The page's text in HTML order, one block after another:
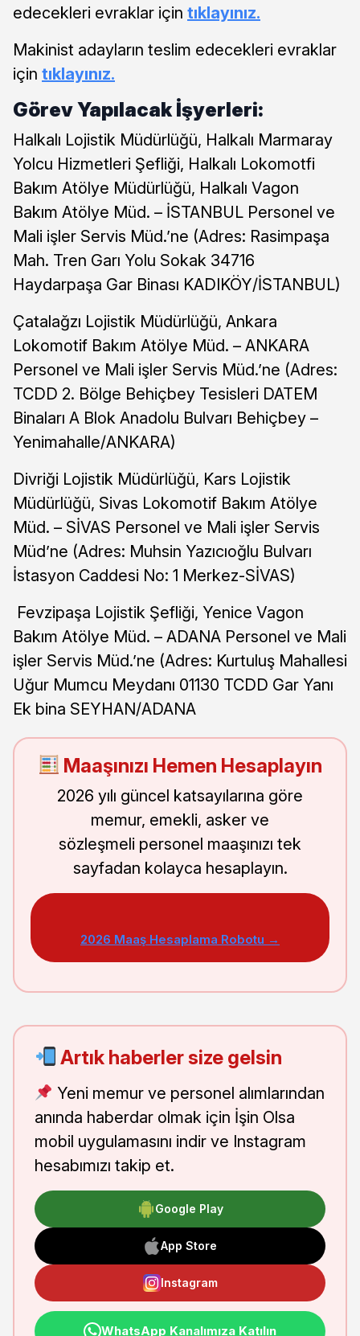
edecekleri evraklar için tıklayınız.
Makinist adayların teslim edecekleri evraklar
için tıklayınız.
Görev Yapılacak İşyerleri:
Halkalı Lojistik Müdürlüğü, Halkalı Marmaray
Yolcu Hizmetleri Şefliği, Halkalı Lokomotfi
Bakım Atölye Müdürlüğü, Halkalı Vagon
Bakım Atölye Müd. – İSTANBUL Personel ve
Mali işler Servis Müd.’ne (Adres: Rasimpaşa
Mah. Tren Garı Yolu Sokak 34716
Haydarpaşa Gar Binası KADIKÖY/İSTANBUL)
Çatalağzı Lojistik Müdürlüğü, Ankara
Lokomotif Bakım Atölye Müd. – ANKARA
Personel ve Mali işler Servis Müd.’ne (Adres:
TCDD 2. Bölge Behiçbey Tesisleri DATEM
Binaları A Blok Anadolu Bulvarı Behiçbey –
Yenimahalle/ANKARA)
Divriği Lojistik Müdürlüğü, Kars Lojistik
Müdürlüğü, Sivas Lokomotif Bakım Atölye
Müd. – SİVAS Personel ve Mali işler Servis
Müd’ne (Adres: Muhsin Yazıcıoğlu Bulvarı
İstasyon Caddesi No: 1 Merkez-SİVAS)
Fevzipaşa Lojistik Şefliği, Yenice Vagon
Bakım Atölye Müd. – ADANA Personel ve Mali
işler Servis Müd.’ne (Adres: Kurtuluş Mahallesi
Uğur Mumcu Meydanı 01130 TCDD Gar Yanı
Ek bina SEYHAN/ADANA
Maaşınızı Hemen Hesaplayın
2026 yılı güncel katsayılarına göre
memur, emekli, asker ve
sözleşmeli personel maaşınızı tek
sayfadan kolayca hesaplayın.
2026 Maaş Hesaplama Robotu →
Artık haberler size gelsin
Yeni memur ve personel alımlarından
anında haberdar olmak için İşin Olsa
mobil uygulamasını indir ve Instagram
hesabımızı takip et.
Google Play
App Store
Instagram
WhatsApp Kanalımıza Katılın